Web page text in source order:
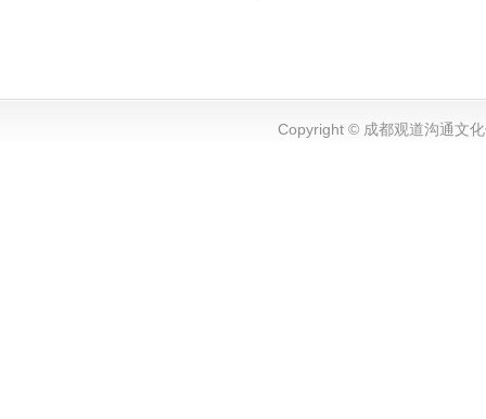
Copyright © 成都观道沟通文